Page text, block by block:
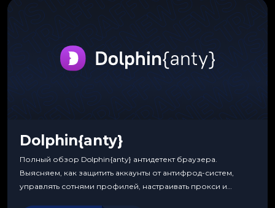
Dolphin{anty}
Полный обзор Dolphin{anty} антидетект браузера.
Выясняем, как защитить аккаунты от антифрод-систем,
управлять сотнями профилей, настраивать прокси и